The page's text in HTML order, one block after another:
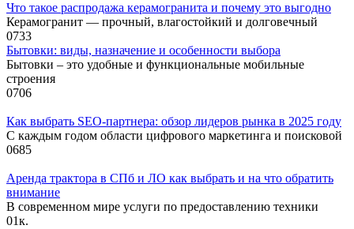
Что такое распродажа керамогранита и почему это выгодно
Керамогранит — прочный, влагостойкий и долговечный
0733
Бытовки: виды, назначение и особенности выбора
Бытовки – это удобные и функциональные мобильные
строения
0706
Как выбрать SEO-партнера: обзор лидеров рынка в 2025 году
С каждым годом области цифрового маркетинга и поисковой
0685
Аренда трактора в СПб и ЛО как выбрать и на что обратить
внимание
В современном мире услуги по предоставлению техники
01к.